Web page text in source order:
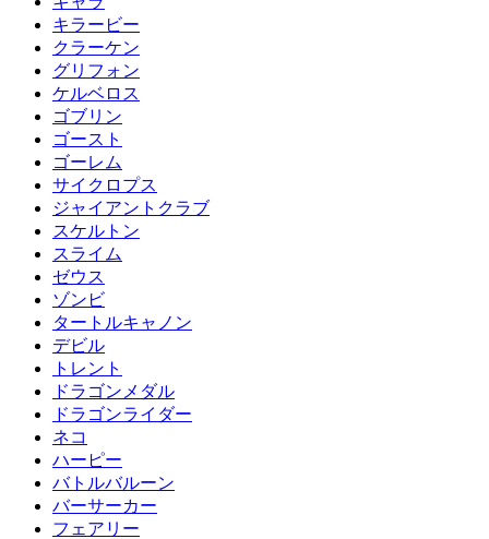
キラービー
クラーケン
グリフォン
ケルベロス
ゴブリン
ゴースト
ゴーレム
サイクロプス
ジャイアントクラブ
スケルトン
スライム
ゼウス
ゾンビ
タートルキャノン
デビル
トレント
ドラゴンメダル
ドラゴンライダー
ネコ
ハーピー
バトルバルーン
バーサーカー
フェアリー